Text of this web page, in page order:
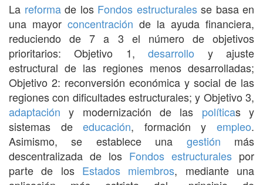
La reformade los Fondos estructuralesse basa en
una mayor concentración de la ayuda financiera,
reduciendo de 7 a 3 el número de objetivos
prioritarios: Objetivo 1,desarrollo y ajuste
estructural de las regiones menos desarrolladas;
Objetivo 2: reconversión económica y social de las
regiones con dificultades estructurales; y Objetivo 3,
adaptación y modernización de las políticas y
sistemas deeducación, formación yempleo.
Asimismo, se establece una gestión más
descentralizada de los Fondos estructurales por
parte de los Estados miembros, mediante una